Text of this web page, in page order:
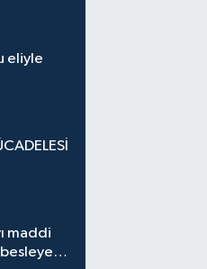
eliyle
maddi